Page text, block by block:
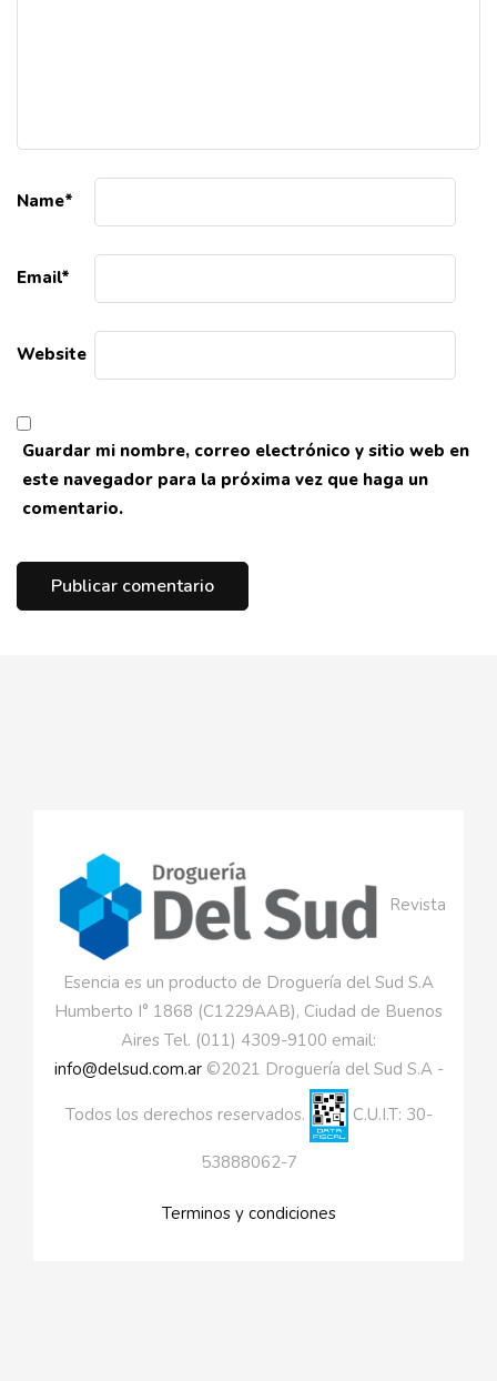
Name*
Email*
Website
Guardar mi nombre, correo electrónico y sitio web en
este navegador para la próxima vez que haga un
comentario.
Revista
Esencia es un producto de Droguería del Sud S.A
Humberto I° 1868 (C1229AAB), Ciudad de Buenos
Aires Tel. (011) 4309-9100 email:
info@delsud.com.ar©2021 Droguería del Sud S.A -
Todos los derechos reservados. C.U.I.T: 30-
53888062-7
Terminos y condiciones